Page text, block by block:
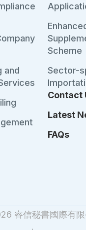
and
Scheme
Sector-
Contact
Latest
FAQs
睿信秘書國際有